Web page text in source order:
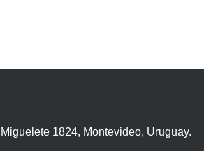
Miguelete 1824, Montevideo, Uruguay.